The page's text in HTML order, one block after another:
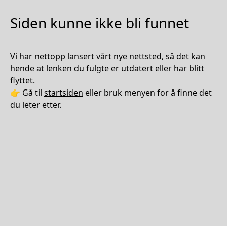
Siden kunne ikke bli funnet
Vi har nettopp lansert vårt nye nettsted, så det kan
hende at lenken du fulgte er utdatert eller har blitt
flyttet.
👉 Gå til startsiden eller bruk menyen for å finne det
du leter etter.